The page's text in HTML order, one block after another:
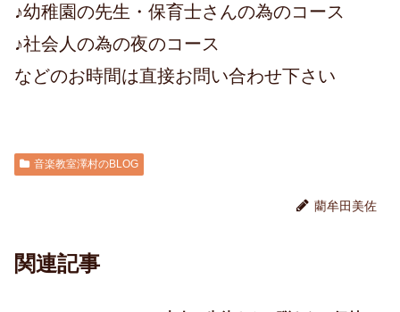
♪幼稚園の先生・保育士さんの為のコース
♪社会人の為の夜のコース
などのお時間は直接お問い合わせ下さい
音楽教室澤村のBLOG
藺牟田美佐
関連記事